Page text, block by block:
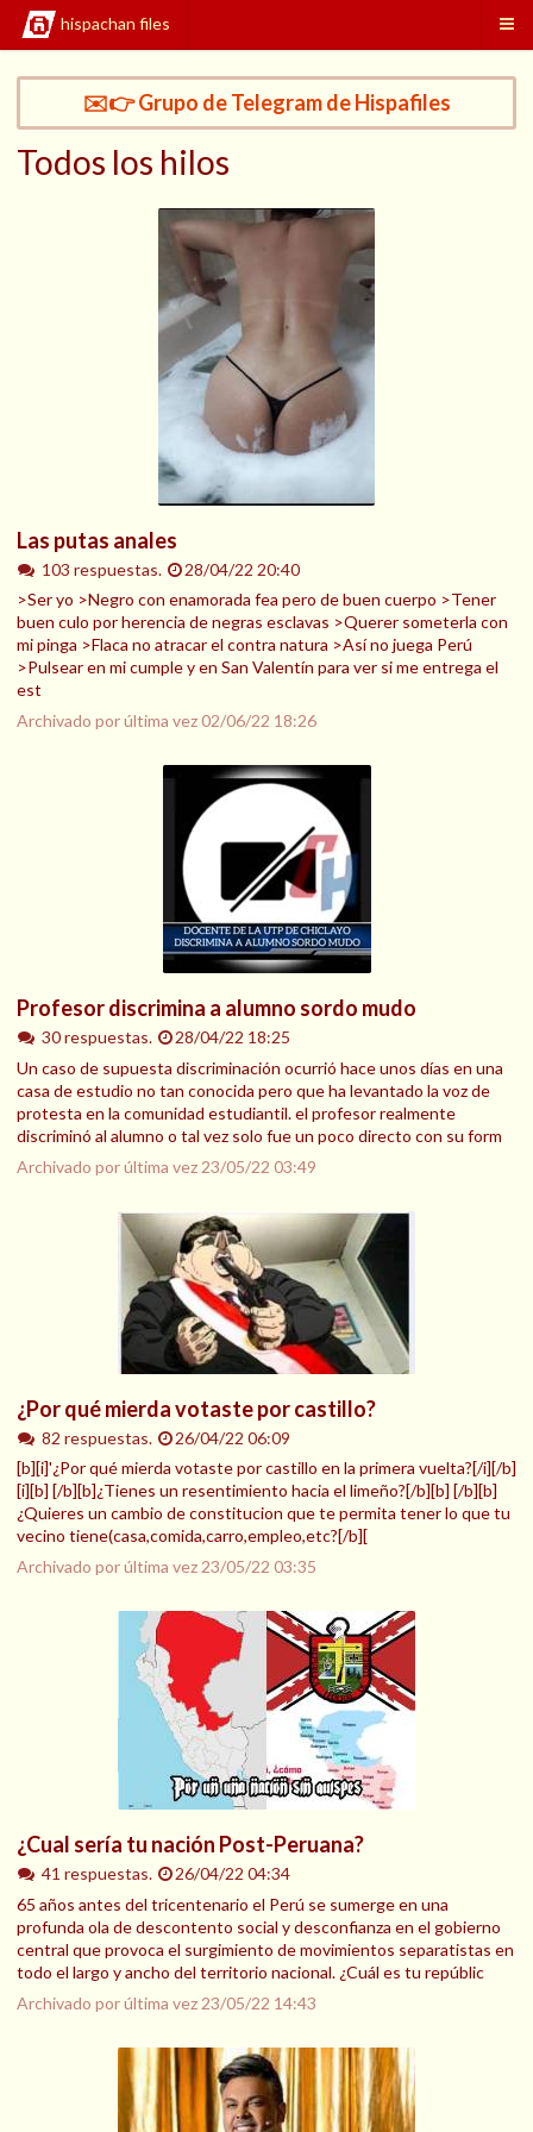
hispachan files
✉️👉 Grupo de Telegram de Hispafiles
Todos los hilos
Las putas anales
103 respuestas.
28/04/22 20:40
>Ser yo >Negro con enamorada fea pero de buen cuerpo >Tener
buen culo por herencia de negras esclavas >Querer someterla con
mi pinga >Flaca no atracar el contra natura >Así no juega Perú
>Pulsear en mi cumple y en San Valentín para ver si me entrega el
est
Archivado por última vez02/06/22 18:26
Profesor discrimina a alumno sordo mudo
30 respuestas.
28/04/22 18:25
Un caso de supuesta discriminación ocurrió hace unos días en una
casa de estudio no tan conocida pero que ha levantado la voz de
protesta en la comunidad estudiantil. el profesor realmente
discriminó al alumno o tal vez solo fue un poco directo con su form
Archivado por última vez 23/05/22 03:49
¿Por qué mierda votaste por castillo?
82 respuestas.
26/04/22 06:09
[b][i]'¿Por qué mierda votaste por castillo en la primera vuelta?[/i][/b]
[i][b] [/b][b]¿Tienes un resentimiento hacia el limeño?[/b][b] [/b][b]
¿Quieres un cambio de constitucion que te permita tener lo que tu
vecino tiene(casa,comida,carro,empleo,etc?[/b][
Archivado por última vez 23/05/22 03:35
¿Cual sería tu nación Post-Peruana?
41 respuestas.
26/04/22 04:34
65 años antes del tricentenario el Perú se sumerge en una
profunda ola de descontento social y desconfianza en el gobierno
central que provoca el surgimiento de movimientos separatistas en
todo el largo y ancho del territorio nacional. ¿Cuál es tu repúblic
Archivado por última vez 23/05/22 14:43